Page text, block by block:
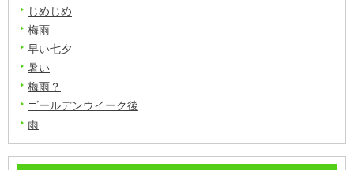
じめじめ
梅雨
早い七夕
暑い
梅雨？
ゴールデンウイーク後
雨